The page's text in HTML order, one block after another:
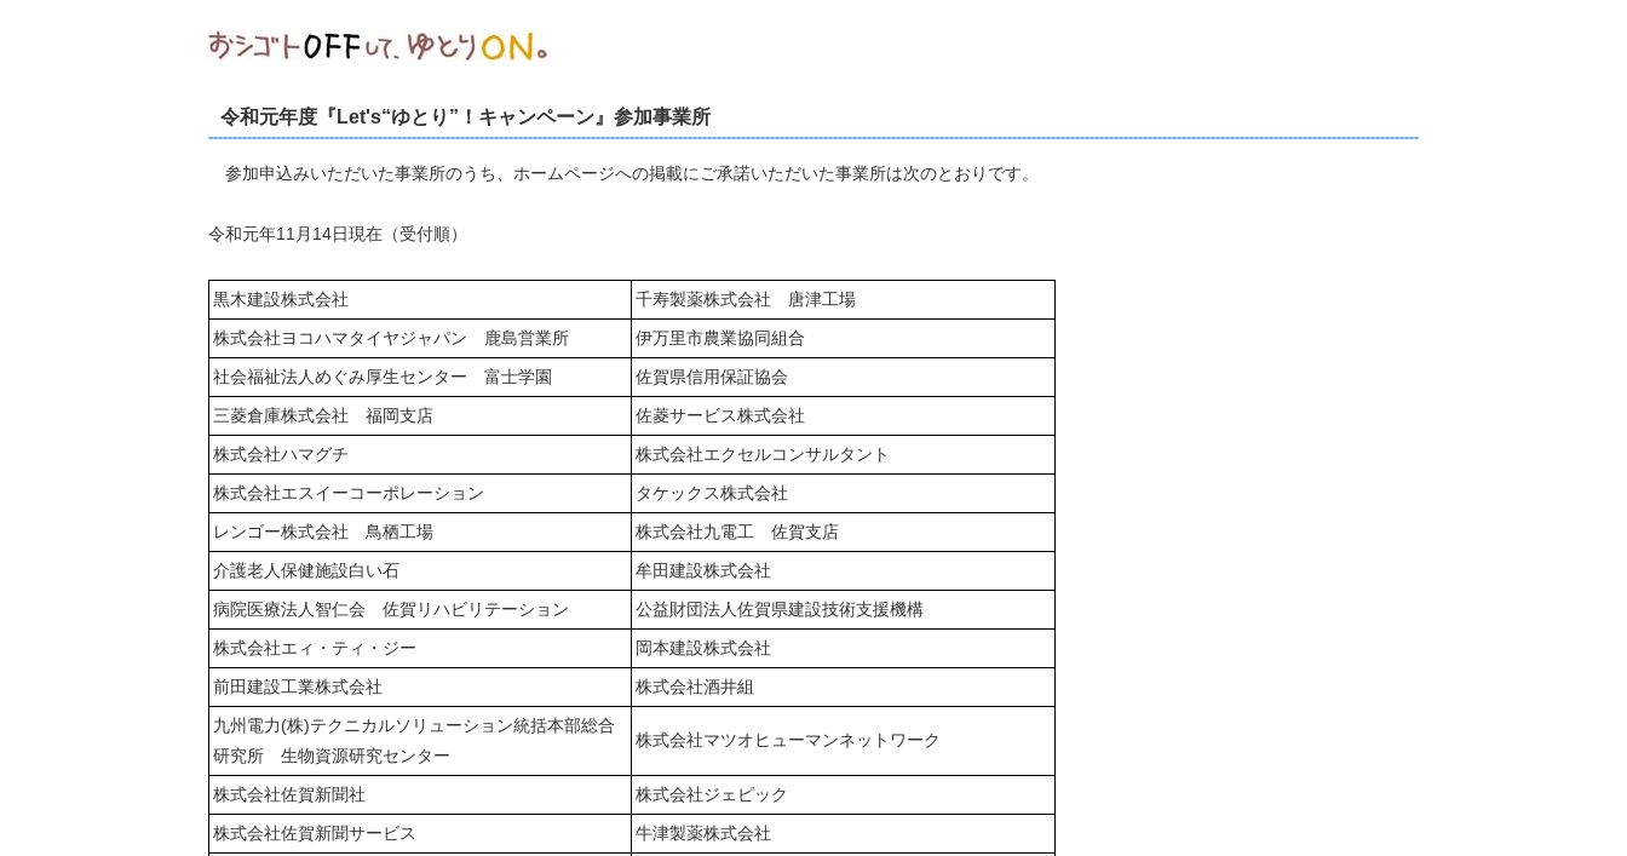
令和元年度『Let's“ゆとり”！キャンペーン』参加事業所
参加申込みいただいた事業所のうち、ホームページへの掲載にご承諾いただいた事業所は次のとおりです。
令和元年11月14日現在（受付順）
黒木建設株式会社
千寿製薬株式会社 唐津工場
株式会社ヨコハマタイヤジャパン 鹿島営業所
伊万里市農業協同組合
社会福祉法人めぐみ厚生センター 富士学園
佐賀県信用保証協会
三菱倉庫株式会社 福岡支店
佐菱サービス株式会社
株式会社ハマグチ
株式会社エクセルコンサルタント
株式会社エスイーコーポレーション
タケックス株式会社
レンゴー株式会社 鳥栖工場
株式会社九電工 佐賀支店
介護老人保健施設白い石
牟田建設株式会社
病院医療法人智仁会 佐賀リハビリテーション
公益財団法人佐賀県建設技術支援機構
株式会社エィ・ティ・ジー
岡本建設株式会社
前田建設工業株式会社
株式会社酒井組
九州電力(株)テクニカルソリューション統括本部総合
研究所 生物資源研究センター
株式会社マツオヒューマンネットワーク
株式会社佐賀新聞社
株式会社ジェピック
株式会社佐賀新聞サービス
牛津製薬株式会社